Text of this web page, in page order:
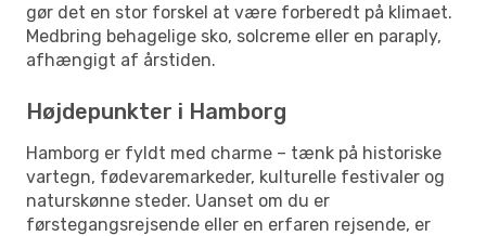
gør det en stor forskel at være forberedt på klimaet.
Medbring behagelige sko, solcreme eller en paraply,
afhængigt af årstiden.
Højdepunkter i Hamborg
Hamborg er fyldt med charme – tænk på historiske
vartegn, fødevaremarkeder, kulturelle festivaler og
naturskønne steder. Uanset om du er
førstegangsrejsende eller en erfaren rejsende, er